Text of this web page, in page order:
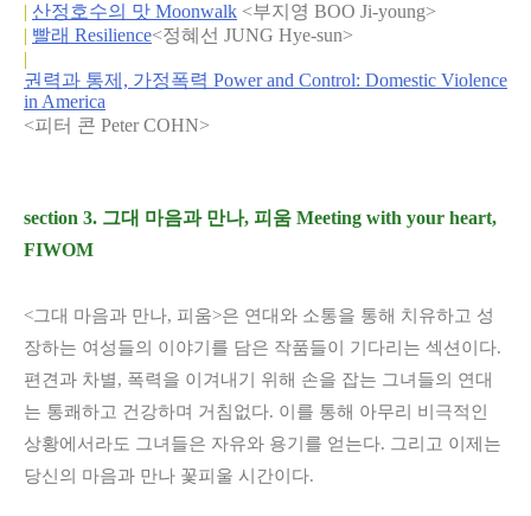
| 산정호수의 맛 Moonwalk <부지영 BOO Ji-young>
| 빨래 Resilience<정혜선 JUNG Hye-sun>
|
권력과 통제, 가정폭력 Power and Control: Domestic Violence
in America
<피터 콘 Peter COHN>
section 3. 그대 마음과 만나, 피움 Meeting with your heart,
FIWOM
<그대 마음과 만나, 피움>은 연대와 소통을 통해 치유하고 성
장하는 여성들의 이야기를 담은 작품들이 기다리는 섹션이다.
편견과 차별, 폭력을 이겨내기 위해 손을 잡는 그녀들의 연대
는 통쾌하고 건강하며 거침없다. 이를 통해 아무리 비극적인
상황에서라도 그녀들은 자유와 용기를 얻는다. 그리고 이제는
당신의 마음과 만나 꽃피울 시간이다.